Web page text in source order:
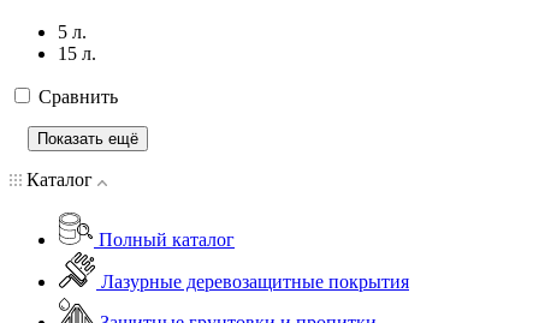
5 л.
15 л.
Сравнить
Показать ещё
Каталог
Полный каталог
Лазурные деревозащитные покрытия